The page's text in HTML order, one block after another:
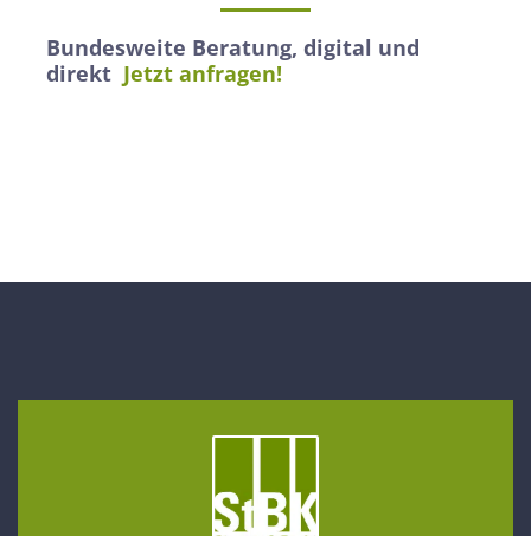
Bundesweite Beratung, digital und
direkt Jetzt anfragen!